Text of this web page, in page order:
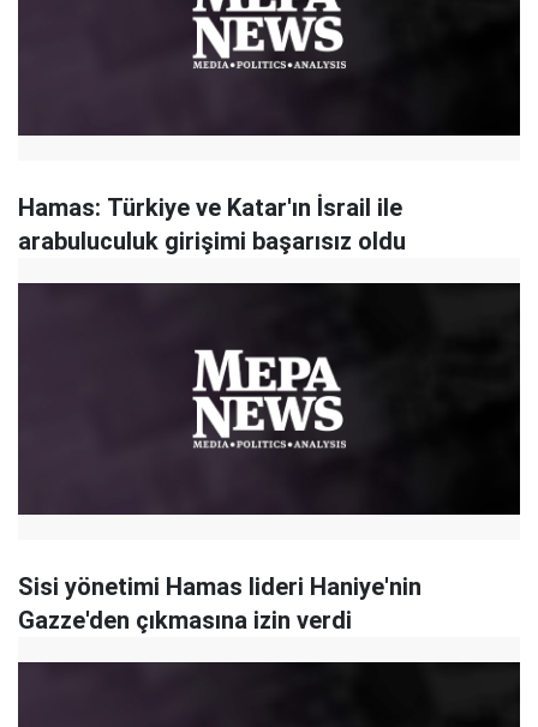
Hamas: Türkiye ve Katar'ın İsrail ile
arabuluculuk girişimi başarısız oldu
Sisi yönetimi Hamas lideri Haniye'nin
Gazze'den çıkmasına izin verdi